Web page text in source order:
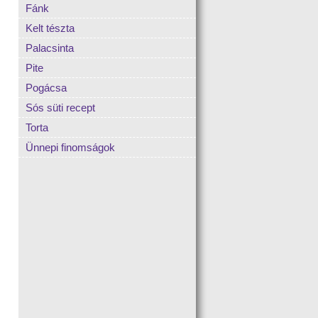
Fánk
Kelt tészta
Palacsinta
Pite
Pogácsa
Sós süti recept
Torta
Ünnepi finomságok